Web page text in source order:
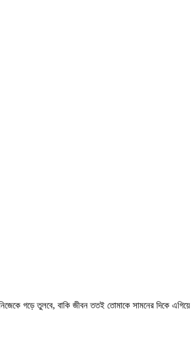
গড়ে তুলবে, বাকি জীবন ততই তোমাকে সামনের দিকে এগিয়ে